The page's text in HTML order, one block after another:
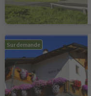
Sur demande